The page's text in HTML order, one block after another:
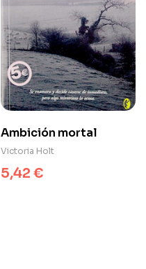
Ambición mortal
Victoria Holt
5,42 €